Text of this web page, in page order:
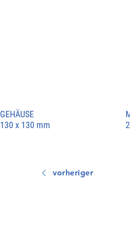
GEHÄUSE
130 x 130 mm
vorheriger